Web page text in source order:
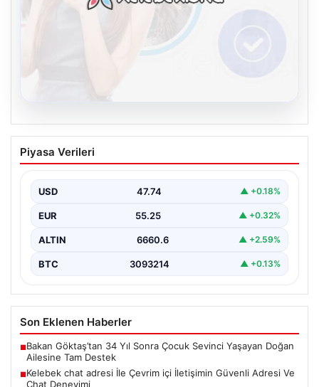
Kelebek chat adresi İle Çevrim içi
İletişimin Güvenli Adresi Ve Chat
Sanal çağında kullanıcıların kaliteli bir biçimde irtibat
Piyasa Verileri
USD 47.74 ▲ +0.18%
EUR 55.25 ▲ +0.32%
ALTIN 6660.6 ▲ +2.59%
BTC 3093214 ▲ +0.13%
Son Eklenen Haberler
■Bakan Göktaş’tan 34 Yıl Sonra Çocuk Sevinci Yaşayan Doğan
Ailesine Tam Destek
■Kelebek chat adresi İle Çevrim içi İletişimin Güvenli Adresi Ve
Chat Deneyimi